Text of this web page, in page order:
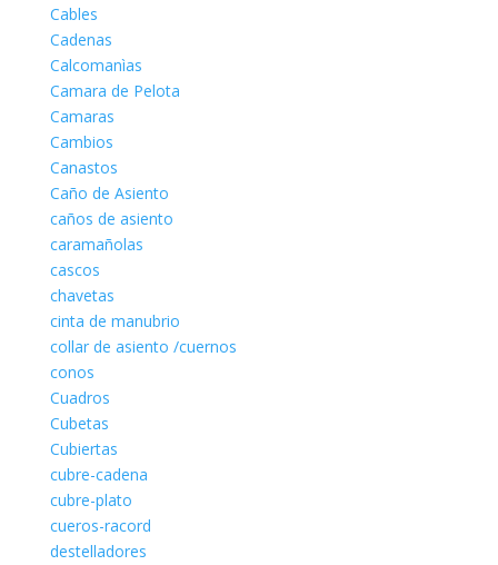
Cables
Cadenas
Calcomanìas
Camara de Pelota
Camaras
Cambios
Canastos
Caño de Asiento
caños de asiento
caramañolas
cascos
chavetas
cinta de manubrio
collar de asiento /cuernos
conos
Cuadros
Cubetas
Cubiertas
cubre-cadena
cubre-plato
cueros-racord
destelladores